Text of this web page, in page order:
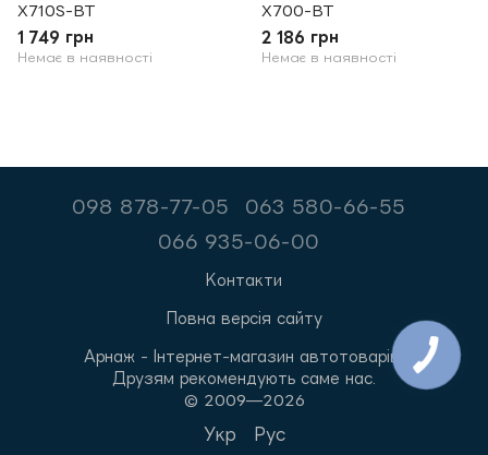
X710S-BT
1 749 грн
Немає в наявності
X700-BT
2 186 грн
Немає в наявності
098 878-77-05
063 580-66-55
066 935-06-00
Контакти
Повна версія сайту
Арнаж - Інтернет-магазин автотоварів.
Друзям рекомендують саме нас.
© 2009—2026
Укр Рус